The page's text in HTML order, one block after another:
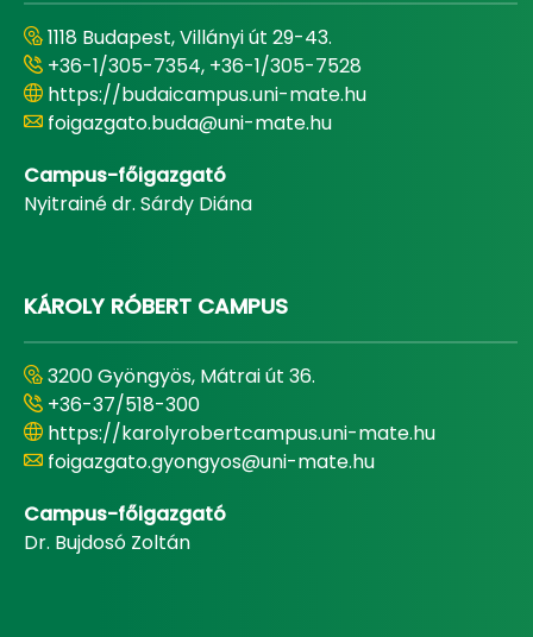
1118 Budapest, Villányi út 29-43.
+36-1/305-7354, +36-1/305-7528
https://budaicampus.uni-mate.hu
foigazgato.buda@uni-mate.hu
Campus-főigazgató
Nyitrainé dr. Sárdy Diána
KÁROLY RÓBERT CAMPUS
3200 Gyöngyös, Mátrai út 36.
+36-37/518-300
https://karolyrobertcampus.uni-mate.hu
foigazgato.gyongyos@uni-mate.hu
Campus-főigazgató
Dr. Bujdosó Zoltán